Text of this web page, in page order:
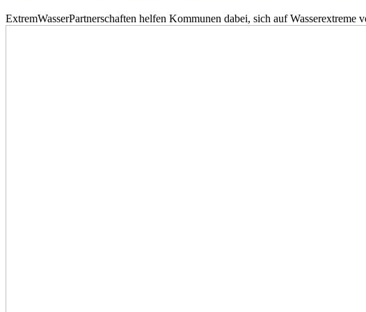
ExtremWasserPartnerschaften helfen Kommunen dabei, sich auf